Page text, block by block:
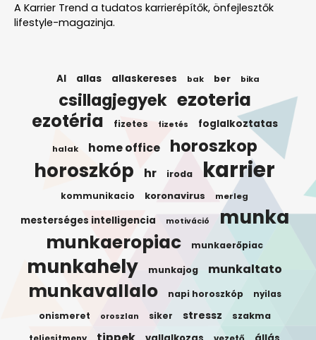
A Karrier Trend a tudatos karrierépítők, önfejlesztők
lifestyle-magazinja.
AI allas allaskereses bak ber bika
csillagjegyek ezoteria
ezotéria fizetes fizetés foglalkoztatas
halak home office horoszkop
horoszkóp hr iroda karrier
kommunikacio koronavirus merleg
mesterséges intelligencia motiváció munka
munkaeropiac munkaerőpiac
munkahely munkajog munkaltato
munkavallalo napi horoszkóp nyilas
onismeret oroszlan siker stressz szakma